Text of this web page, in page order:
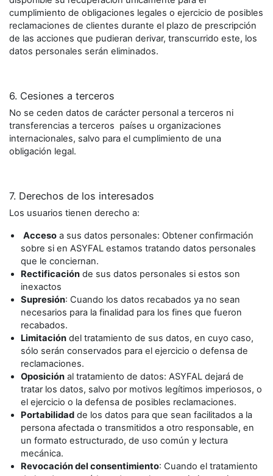
cumplimiento de obligaciones legales o ejercicio de posibles
reclamaciones de clientes durante el plazo de prescripción
de las acciones que pudieran derivar, transcurrido este, los
datos personales serán eliminados.
6. Cesiones a terceros
No se ceden datos de carácter personal a terceros ni
transferencias a terceros países u organizaciones
internacionales, salvo para el cumplimiento de una
obligación legal.
7. Derechos de los interesados
Los usuarios tienen derecho a:
Acceso a sus datos personales: Obtener confirmación
sobre si en ASYFAL estamos tratando datos personales
que le conciernan.
Rectificación de sus datos personales si estos son
inexactos
Supresión: Cuando los datos recabados ya no sean
necesarios para la finalidad para los fines que fueron
recabados.
Limitación del tratamiento de sus datos, en cuyo caso,
sólo serán conservados para el ejercicio o defensa de
reclamaciones.
Oposición al tratamiento de datos: ASYFAL dejará de
tratar los datos, salvo por motivos legítimos imperiosos, o
el ejercicio o la defensa de posibles reclamaciones.
Portabilidad de los datos para que sean facilitados a la
persona afectada o transmitidos a otro responsable, en
un formato estructurado, de uso común y lectura
mecánica.
Revocación del consentimiento: Cuando el tratamiento